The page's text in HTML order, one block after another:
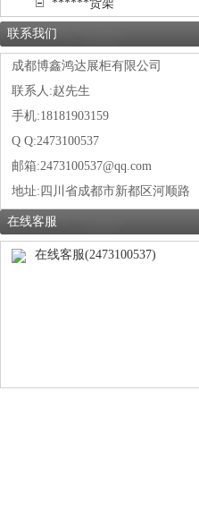
******货架
联系我们
成都博鑫鸿达展柜有限公司
联系人:赵先生
手机:18181903159
Q Q:2473100537
邮箱:2473100537@qq.com
地址: 四川省成都市新都区河顺路
在线客服
在线客服(2473100537)